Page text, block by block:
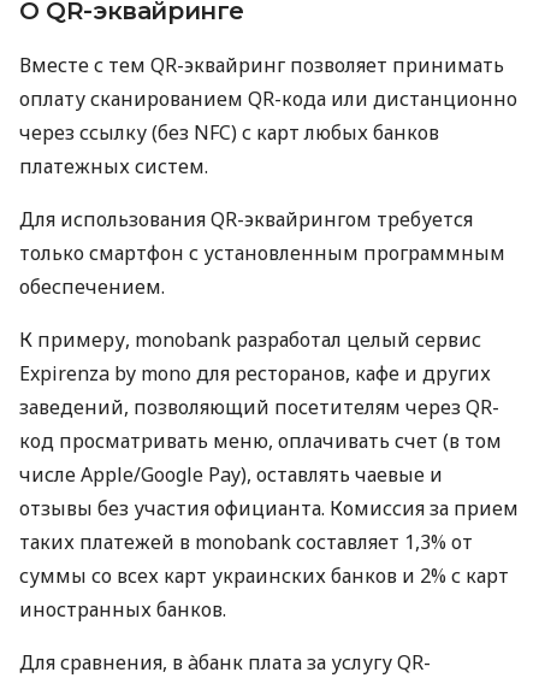
О QR-эквайринге
Вместе с тем QR-эквайринг позволяет принимать
оплату сканированием QR-кода или дистанционно
через ссылку (без NFC) с карт любых банков
платежных систем.
Для использования QR-эквайрингом требуется
только смартфон с установленным программным
обеспечением.
К примеру, monobank разработал целый сервис
Expirenza by mono для ресторанов, кафе и других
заведений, позволяющий посетителям через QR-
код просматривать меню, оплачивать счет (в том
числе Apple/Google Pay), оставлять чаевые и
отзывы без участия официанта. Комиссия за прием
таких платежей в monobank составляет 1,3% от
суммы со всех карт украинских банков и 2% с карт
иностранных банков.
Для сравнения, в àбанк плата за услугу QR-